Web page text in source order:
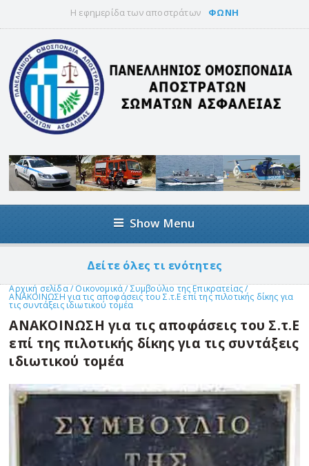
Η εφημερίδα των αποστράτων ΦΩΝΗ
Show Menu
Δείτε όλες τι ενότητες
Αρχική σελίδα/Οικονομικά/ Συμβούλιο της Επικρατείας/
ΑΝΑΚΟΙΝΩΣΗ για τις αποφάσεις του Σ.τ.Ε επί της πιλοτικής δίκης για
τις συντάξεις ιδιωτικού τομέα
ΑΝΑΚΟΙΝΩΣΗ για τις αποφάσεις του Σ.τ.Ε
επί της πιλοτικής δίκης για τις συντάξεις
ιδιωτικού τομέα